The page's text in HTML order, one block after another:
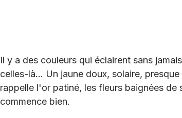
Il y a des couleurs qui éclairent sans
celles-là... Un jaune doux, solaire,
rappelle l'or patiné, les fleurs baignées
commence bien.